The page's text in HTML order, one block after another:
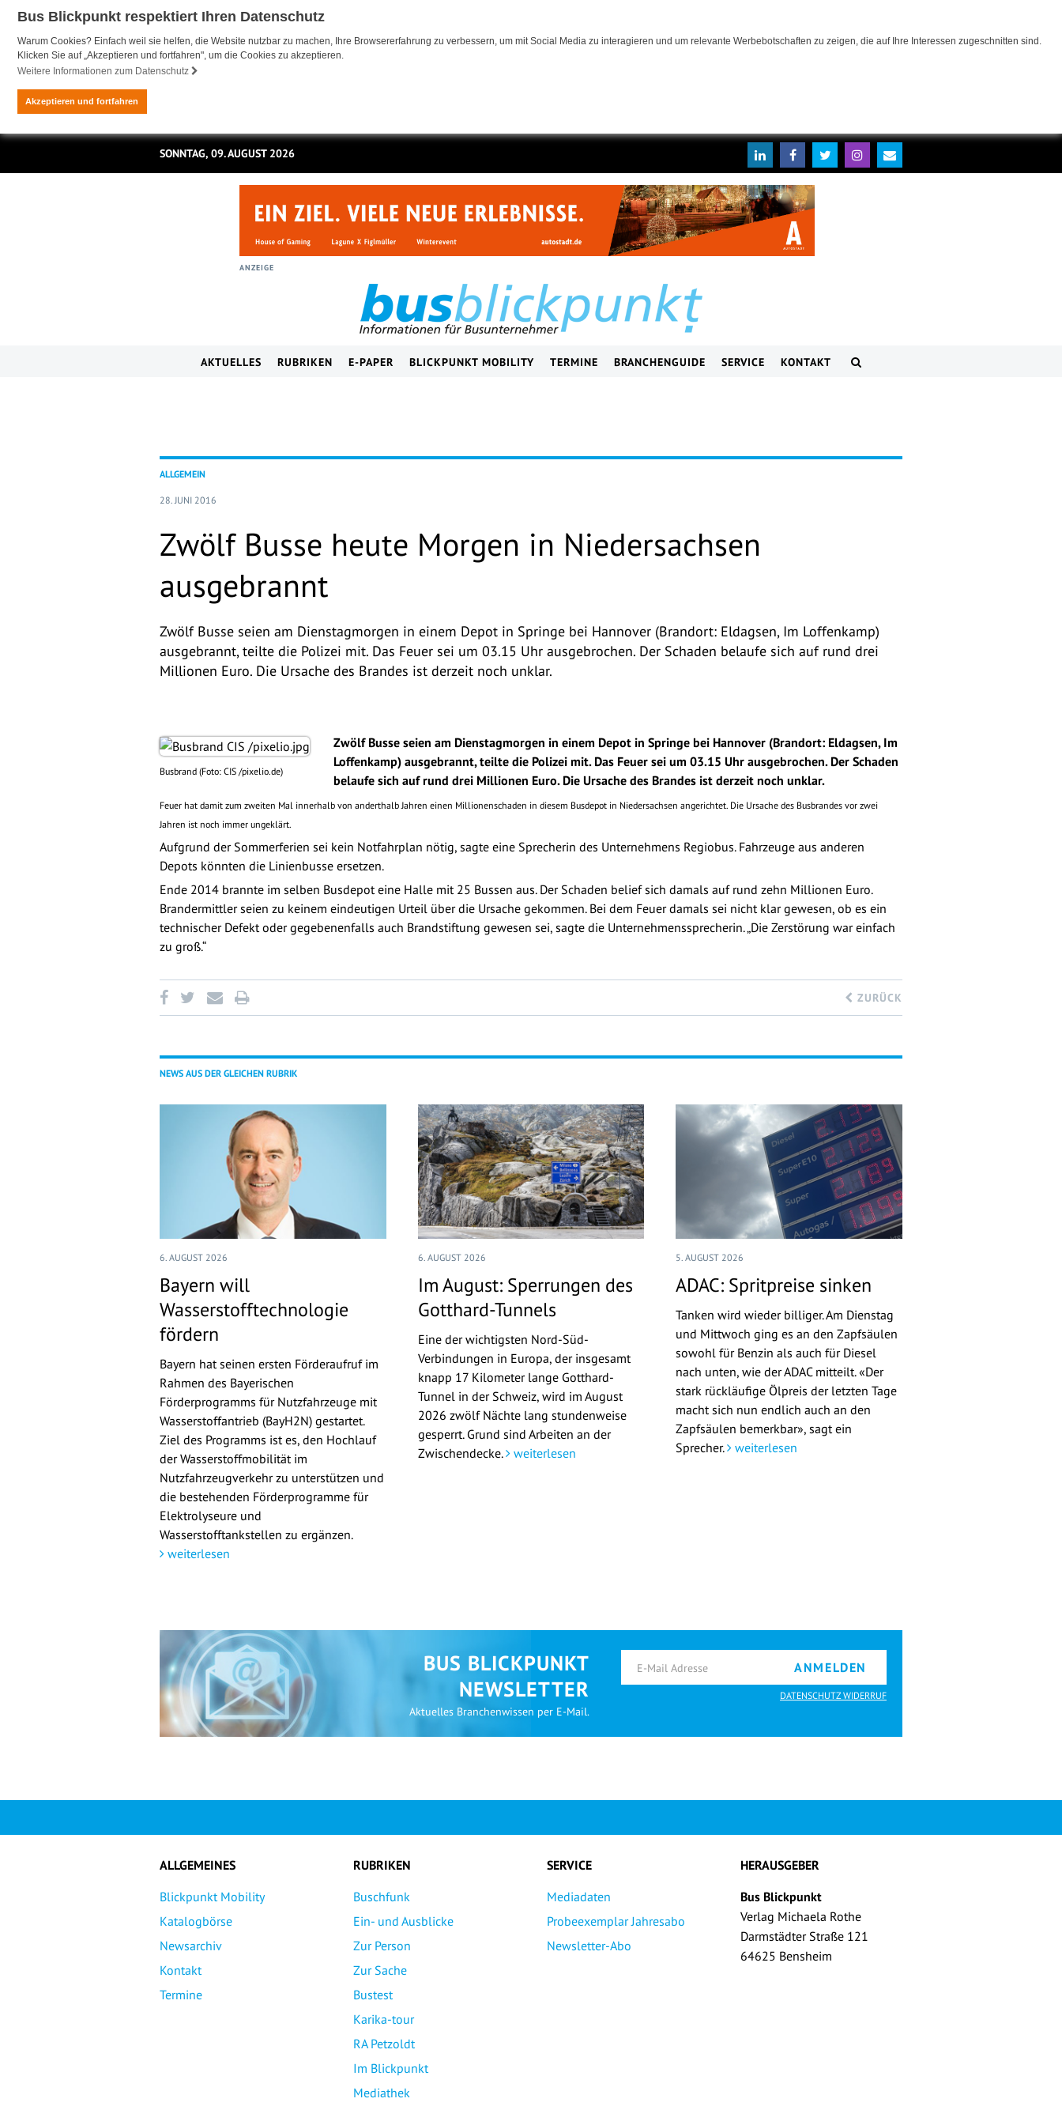
Bus Blickpunkt respektiert Ihren Datenschutz
Warum Cookies? Einfach weil sie helfen, die Website nutzbar zu machen, Ihre Browsererfahrung zu verbessern, um mit Social Media zu interagieren und um relevante Werbebotschaften zu zeigen, die auf Ihre Interessen zugeschnitten sind.
Klicken Sie auf „Akzeptieren und fortfahren", um die Cookies zu akzeptieren.
Weitere Informationen zum Datenschutz
Akzeptieren und fortfahren
SONNTAG, 09. AUGUST 2026
ANZEIGE
AKTUELLES RUBRIKEN E-PAPER BLICKPUNKT MOBILITY TERMINE BRANCHENGUIDE SERVICE KONTAKT
ALLGEMEIN
28. JUNI 2016
Zwölf Busse heute Morgen in Niedersachsen
ausgebrannt
Zwölf Busse seien am Dienstagmorgen in einem Depot in Springe bei Hannover (Brandort: Eldagsen, Im Loffenkamp)
ausgebrannt, teilte die Polizei mit. Das Feuer sei um 03.15 Uhr ausgebrochen. Der Schaden belaufe sich auf rund drei
Millionen Euro. Die Ursache des Brandes ist derzeit noch unklar.
Busbrand (Foto: CIS /pixelio.de)
Zwölf Busse seien am Dienstagmorgen in einem Depot in Springe bei Hannover (Brandort: Eldagsen, Im
Loffenkamp) ausgebrannt, teilte die Polizei mit. Das Feuer sei um 03.15 Uhr ausgebrochen. Der Schaden
belaufe sich auf rund drei Millionen Euro. Die Ursache des Brandes ist derzeit noch unklar.
Feuer hat damit zum zweiten Mal innerhalb von anderthalb Jahren einen Millionenschaden in diesem Busdepot in Niedersachsen angerichtet. Die Ursache des Busbrandes vor zwei
Jahren ist noch immer ungeklärt.
Aufgrund der Sommerferien sei kein Notfahrplan nötig, sagte eine Sprecherin des Unternehmens Regiobus. Fahrzeuge aus anderen
Depots könnten die Linienbusse ersetzen.
Ende 2014 brannte im selben Busdepot eine Halle mit 25 Bussen aus. Der Schaden belief sich damals auf rund zehn Millionen Euro.
Brandermittler seien zu keinem eindeutigen Urteil über die Ursache gekommen. Bei dem Feuer damals sei nicht klar gewesen, ob es ein
technischer Defekt oder gegebenenfalls auch Brandstiftung gewesen sei, sagte die Unternehmenssprecherin. „Die Zerstörung war einfach
zu groß.“
ZURÜCK
NEWS AUS DER GLEICHEN RUBRIK
6. AUGUST 2026
Bayern will
Wasserstofftechnologie
fördern
Bayern hat seinen ersten Förderaufruf im
Rahmen des Bayerischen
Förderprogramms für Nutzfahrzeuge mit
Wasserstoffantrieb (BayH2N) gestartet.
Ziel des Programms ist es, den Hochlauf
der Wasserstoffmobilität im
Nutzfahrzeugverkehr zu unterstützen und
die bestehenden Förderprogramme für
Elektrolyseure und
Wasserstofftankstellen zu ergänzen.
weiterlesen
6. AUGUST 2026
Im August: Sperrungen des
Gotthard-Tunnels
Eine der wichtigsten Nord-Süd-
Verbindungen in Europa, der insgesamt
knapp 17 Kilometer lange Gotthard-
Tunnel in der Schweiz, wird im August
2026 zwölf Nächte lang stundenweise
gesperrt. Grund sind Arbeiten an der
Zwischendecke. weiterlesen
5. AUGUST 2026
ADAC: Spritpreise sinken
Tanken wird wieder billiger. Am Dienstag
und Mittwoch ging es an den Zapfsäulen
sowohl für Benzin als auch für Diesel
nach unten, wie der ADAC mitteilt. «Der
stark rückläufige Ölpreis der letzten Tage
macht sich nun endlich auch an den
Zapfsäulen bemerkbar», sagt ein
Sprecher. weiterlesen
BUS BLICKPUNKT
NEWSLETTER
Aktuelles Branchenwissen per E-Mail.
ANMELDEN
DATENSCHUTZ WIDERRUF
ALLGEMEINES
Blickpunkt Mobility
Katalogbörse
Newsarchiv
Kontakt
Termine
RUBRIKEN
Buschfunk
Ein- und Ausblicke
Zur Person
Zur Sache
Bustest
Karika-tour
RA Petzoldt
Im Blickpunkt
Mediathek
SERVICE
Mediadaten
Probeexemplar Jahresabo
Newsletter-Abo
HERAUSGEBER
Bus Blickpunkt
Verlag Michaela Rothe
Darmstädter Straße 121
64625 Bensheim